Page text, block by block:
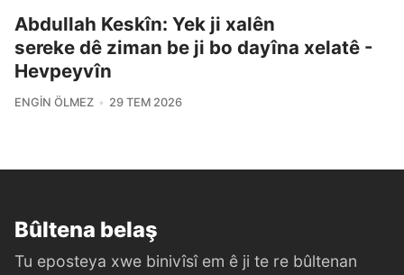
Abdullah Keskîn: Yek ji xalên
sereke dê ziman be ji bo dayîna xelatê -
Hevpeyvîn
ENGIN ÖLMEZ 29 TEM 2026
Bûltena belaş
Tu eposteya xwe binivîsî em ê ji te re bûltenan